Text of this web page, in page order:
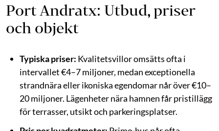
Port Andratx: Utbud, priser
och objekt
Typiska priser: Kvalitetsvillor omsätts ofta i
intervallet €4–7 miljoner, medan exceptionella
strandnära eller ikoniska egendomar når över €10–
20 miljoner. Lägenheter nära hamnen får pristillägg
för terrasser, utsikt och parkeringsplatser.